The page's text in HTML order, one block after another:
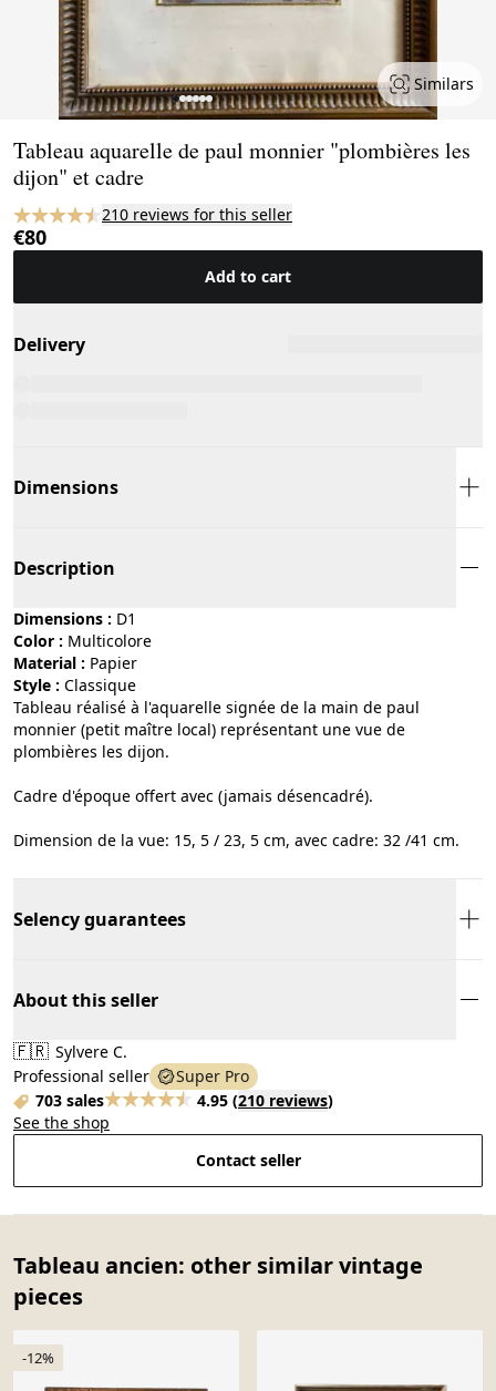
Similars
Tableau aquarelle de paul monnier "plombières les
dijon" et cadre
210 reviews for this seller
€80
Add to cart
Delivery
Dimensions
Description
Dimensions : D1
Color :
multicolore
Material :
papier
Style :
classique
Tableau réalisé à l'aquarelle signée de la main de paul
monnier (petit maître local) représentant une vue de
plombières les dijon.
Cadre d'époque offert avec (jamais désencadré).
Dimension de la vue: 15, 5 / 23, 5 cm, avec cadre: 32 /41 cm.
Selency guarantees
About this seller
🇫🇷 Sylvere C.
Professional seller
Super Pro
703 sales
4.95 (210 reviews)
See the shop
Contact seller
Tableau ancien: other similar vintage
pieces
-12%